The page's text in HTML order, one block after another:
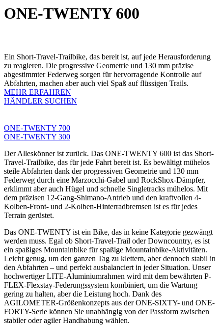
ONE-TWENTY 600
Ein Short-Travel-Trailbike, das bereit ist, auf jede Herausforderung
zu reagieren. Die progressive Geometrie und 130 mm präzise
abgestimmter Federweg sorgen für hervorragende Kontrolle auf
Abfahrten, machen aber auch viel Spaß auf flüssigen Trails.
MEHR ERFAHREN
HÄNDLER SUCHEN
ONE-TWENTY 700
ONE-TWENTY 300
Der Alleskönner ist zurück. Das ONE-TWENTY 600 ist das Short-
Travel-Trailbike, das für jede Fahrt bereit ist. Es bewältigt mühelos
steile Abfahrten dank der progressiven Geometrie und 130 mm
Federweg durch eine Marzocchi-Gabel und RockShox-Dämpfer,
erklimmt aber auch Hügel und schnelle Singletracks mühelos. Mit
dem präzisen 12-Gang-Shimano-Antrieb und den kraftvollen 4-
Kolben-Front- und 2-Kolben-Hinterradbremsen ist es für jedes
Terrain gerüstet.
Das ONE-TWENTY ist ein Bike, das in keine Kategorie gezwängt
werden muss. Egal ob Short-Travel-Trail oder Downcountry, es ist
ein spaßiges Mountainbike für spaßige Mountainbike-Aktivitäten.
Leicht genug, um den ganzen Tag zu klettern, aber dennoch stabil in
den Abfahrten – und perfekt ausbalanciert in jeder Situation. Unser
hochwertiger LITE-Aluminiumrahmen wird mit dem bewährten P-
FLEX-Flexstay-Federungssystem kombiniert, um die Wartung
gering zu halten, aber die Leistung hoch. Dank des
AGILOMETER-Größenkonzepts aus der ONE-SIXTY- und ONE-
FORTY-Serie können Sie unabhängig von der Passform zwischen
stabiler oder agiler Handhabung wählen.